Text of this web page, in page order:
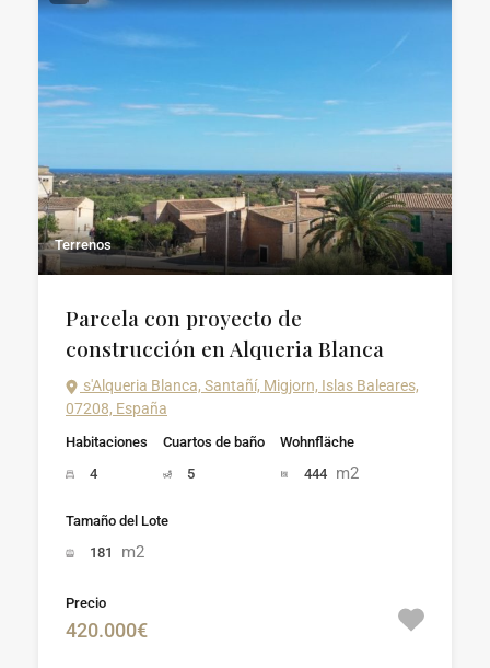
Terrenos
Parcela con proyecto de
construcción en Alqueria Blanca
s'Alqueria Blanca, Santañí, Migjorn, Islas Baleares,
07208, España
Habitaciones
4
Cuartos de baño
5
Wohnfläche
444 m2
Tamaño del Lote
181
m2
Precio
420.000€